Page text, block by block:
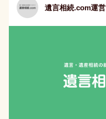
遺言相続.com運営